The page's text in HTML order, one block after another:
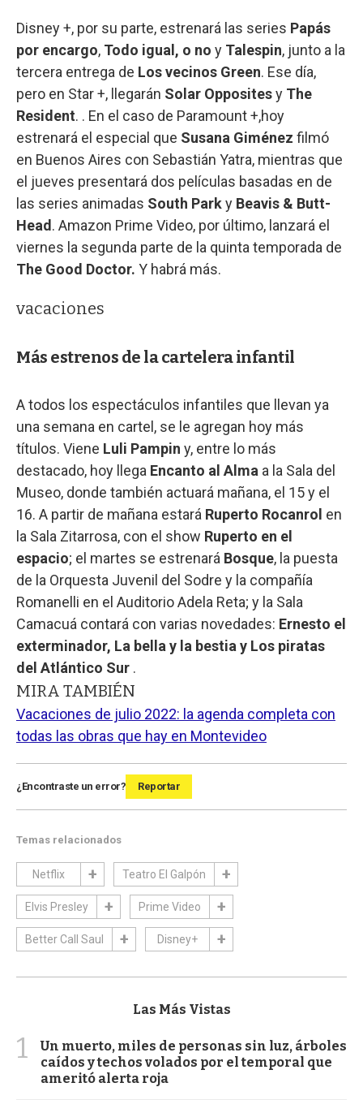
Disney +, por su parte, estrenará las series Papás
por encargo, Todo igual, o no y Talespin, junto a la
tercera entrega de Los vecinos Green. Ese día,
pero en Star +, llegarán Solar Oppositesy The
Resident. . En el caso de Paramount +,hoy
estrenará el especial que Susana Giménez filmó
en Buenos Aires con Sebastián Yatra, mientras que
el jueves presentará dos películas basadas en de
las series animadas South Parky Beavis & Butt-
Head. Amazon Prime Video, por último, lanzará el
viernes la segunda parte de la quinta temporada de
The Good Doctor. Y habrá más.
vacaciones
Más estrenos de la cartelera infantil
A todos los espectáculos infantiles que llevan ya
una semana en cartel, se le agregan hoy más
títulos. Viene Luli Pampin y, entre lo más
destacado, hoy llega Encanto al Alma a la Sala del
Museo, donde también actuará mañana, el 15 y el
16. A partir de mañana estará Ruperto Rocanrol en
la Sala Zitarrosa, con el show Ruperto en el
espacio; el martes se estrenará Bosque, la puesta
de la Orquesta Juvenil del Sodre y la compañía
Romanelli en el Auditorio Adela Reta; y la Sala
Camacuá contará con varias novedades: Ernesto el
exterminador, La bella y la bestia y Los piratas
del Atlántico Sur .
MIRA TAMBIÉN
Vacaciones de julio 2022: la agenda completa con
todas las obras que hay en Montevideo
¿Encontraste un error? Reportar
Temas relacionados
Netflix Teatro El Galpón
Elvis Presley Prime Video
Better Call Saul Disney+
Las Más Vistas
1
Un muerto, miles de personas sin luz, árboles
caídos y techos volados por el temporal que
ameritó alerta roja